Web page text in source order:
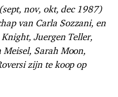
nov, okt, dec 1987)
van Carla Sozzani, en
Juergen Teller,
Meisel, Sarah Moon,
zijn te koop op